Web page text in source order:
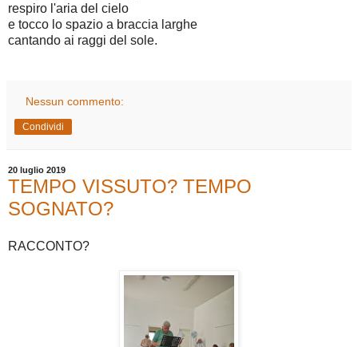
respiro l'aria del cielo
e tocco lo spazio a braccia larghe
cantando ai raggi del sole.
Nessun commento:
Condividi
20 luglio 2019
TEMPO VISSUTO? TEMPO
SOGNATO?
RACCONTO?